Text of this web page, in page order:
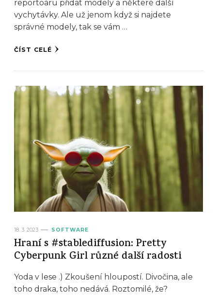
reportoáru přidat modely a některé další
vychytávky. Ale už jenom když si najdete
správné modely, tak se vám …
ČÍST CELÉ
18. 3. 2023 SOFTWARE
Hraní s #stablediffusion: Pretty
Cyberpunk Girl různé další radosti
Yoda v lese .) Zkoušení hloupostí. Divočina, ale
toho draka, toho nedává. Roztomilé, že?